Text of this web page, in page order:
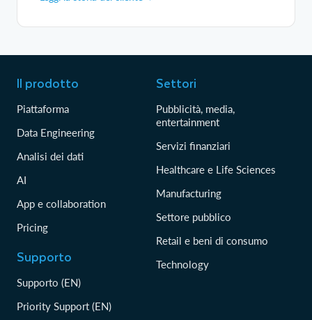
Il prodotto
Piattaforma
Data Engineering
Analisi dei dati
AI
App e collaboration
Pricing
Supporto
Supporto (EN)
Priority Support (EN)
Settori
Pubblicità, media,
entertainment
Servizi finanziari
Healthcare e Life Sciences
Manufacturing
Settore pubblico
Retail e beni di consumo
Technology